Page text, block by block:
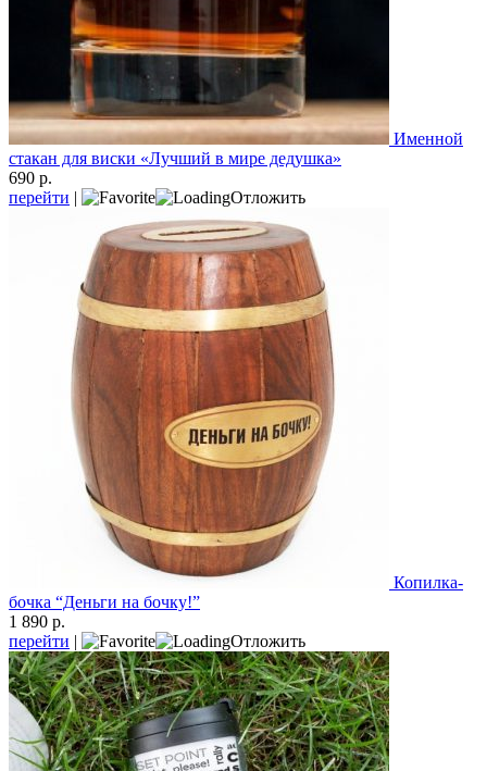
Именной
стакан для виски «Лучший в мире дедушка»
690 р.
перейти | Отложить
Копилка-
бочка “Деньги на бочку!”
1 890 р.
перейти | Отложить